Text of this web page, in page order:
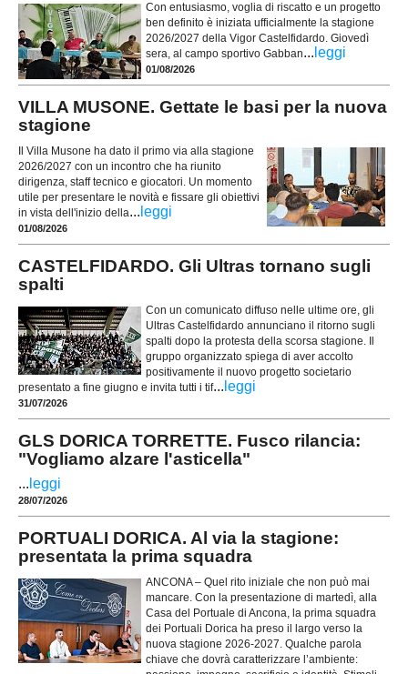
Con entusiasmo, voglia di riscatto e un progetto
ben definito è iniziata ufficialmente la stagione
2026/2027 della Vigor Castelfidardo. Giovedì
sera, al campo sportivo Gabban... leggi
01/08/2026
VILLA MUSONE. Gettate le basi per la nuova
stagione
Il Villa Musone ha dato il primo via alla stagione
2026/2027 con un incontro che ha riunito
dirigenza, staff tecnico e giocatori. Un momento
utile per presentare le novità e fissare gli obiettivi
in vista dell'inizio della... leggi
01/08/2026
CASTELFIDARDO. Gli Ultras tornano sugli
spalti
Con un comunicato diffuso nelle ultime ore, gli
Ultras Castelfidardo annunciano il ritorno sugli
spalti dopo la protesta della scorsa stagione. Il
gruppo organizzato spiega di aver accolto
positivamente il nuovo progetto societario
presentato a fine giugno e invita tutti i tif... leggi
31/07/2026
GLS DORICA TORRETTE. Fusco rilancia:
"Vogliamo alzare l'asticella"
... leggi
28/07/2026
PORTUALI DORICA. Al via la stagione:
presentata la prima squadra
ANCONA – Quel rito iniziale che non può mai
mancare. Con la presentazione di martedì, alla
Casa del Portuale di Ancona, la prima squadra
dei Portuali Dorica ha preso il largo verso la
nuova stagione 2026-2027. Qualche parola
chiave che dovrà caratterizzare l’ambiente: